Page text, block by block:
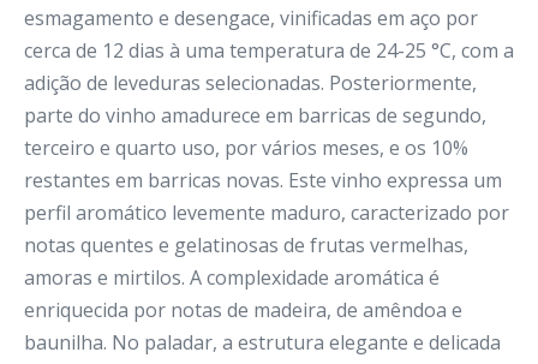
esmagamento e desengace, vinificadas em aço por
cerca de 12 dias à uma temperatura de 24-25 °C, com a
adição de leveduras selecionadas. Posteriormente,
parte do vinho amadurece em barricas de segundo,
terceiro e quarto uso, por vários meses, e os 10%
restantes em barricas novas. Este vinho expressa um
perfil aromático levemente maduro, caracterizado por
notas quentes e gelatinosas de frutas vermelhas,
amoras e mirtilos. A complexidade aromática é
enriquecida por notas de madeira, de amêndoa e
baunilha. No paladar, a estrutura elegante e delicada